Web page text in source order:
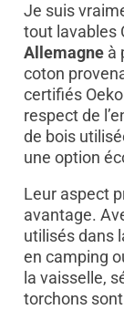
Je suis
tout lavables
Allemagneà
coton
certifiés
respect de
de bois
une option
Leur aspect
avantage.
utilisés dans
en camping
la vaisselle,
torchons